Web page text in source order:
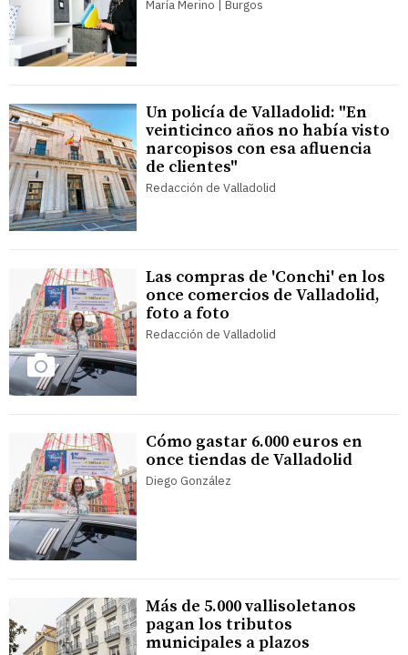
María Merino | Burgos
Un policía de Valladolid: "En
veinticinco años no había visto
narcopisos con esa afluencia
de clientes"
Redacción de Valladolid
Las compras de 'Conchi' en los
once comercios de Valladolid,
foto a foto
Redacción de Valladolid
Cómo gastar 6.000 euros en
once tiendas de Valladolid
Diego González
Más de 5.000 vallisoletanos
pagan los tributos
municipales a plazos